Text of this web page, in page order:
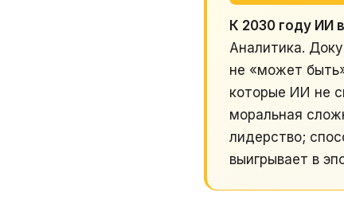
К 2030 году ИИ
Аналитика.
не «может
которые ИИ не
моральная
лидерство;
выигрывает в